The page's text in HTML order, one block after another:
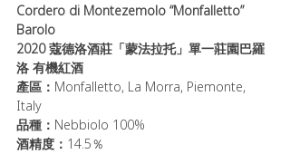
Cordero di Montezemolo “Monfalletto”
Barolo
2020 蔻德洛酒莊「蒙法拉托」單一莊園巴羅
洛 有機紅酒
產區： Monfalletto, La Morra, Piemonte,
Italy
品種： Nebbiolo 100%
酒精度： 14.5％